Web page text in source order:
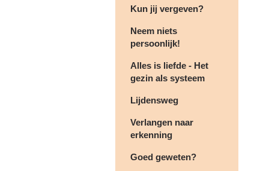
Kun jij vergeven?
Neem niets
persoonlijk!
Alles is liefde - Het
gezin als systeem
Lijdensweg
Verlangen naar
erkenning
Goed geweten?